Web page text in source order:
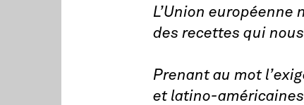
L’Union européenne
des recettes qui
Prenant au mot
et latino-